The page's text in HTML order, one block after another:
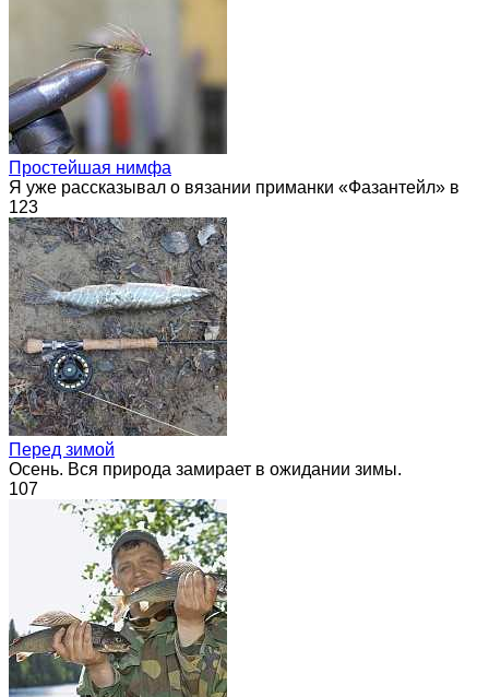
Простейшая нимфа
Я уже рассказывал о вязании приманки «Фазантейл» в
123
Перед зимой
Осень. Вся природа замирает в ожидании зимы.
107